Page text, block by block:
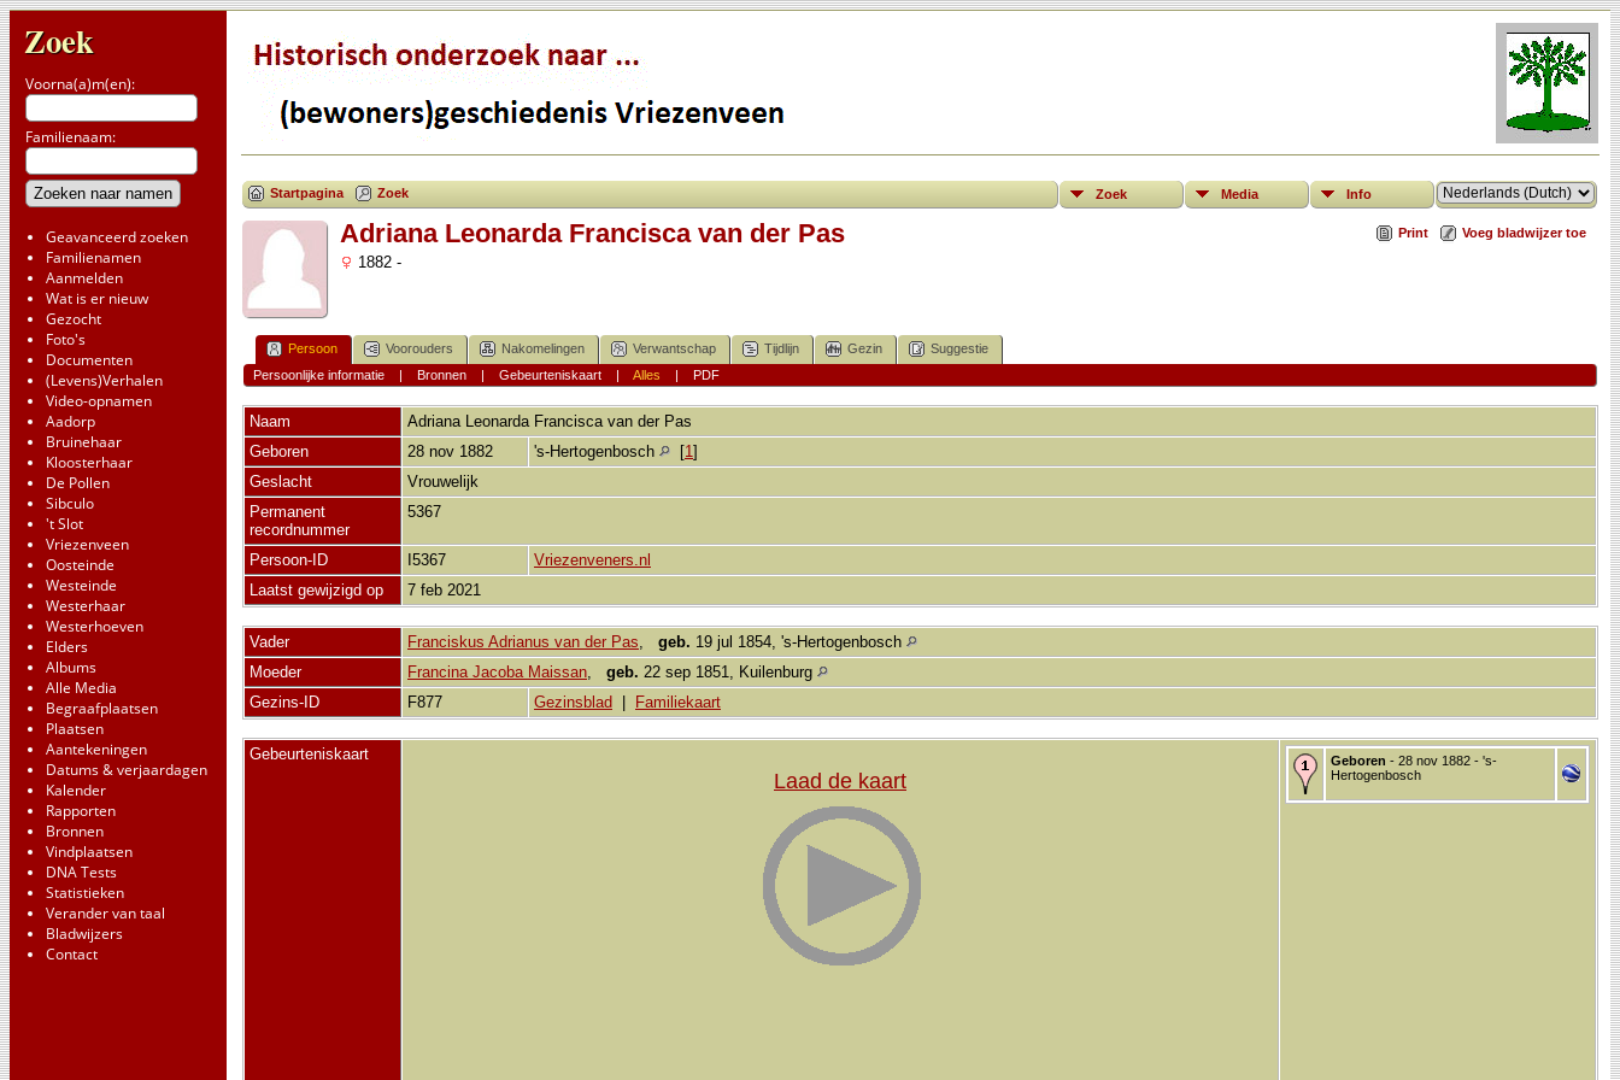
Zoek
Voorna(a)m(en):
Familienaam:
Geavanceerd zoeken
Familienamen
Aanmelden
Wat is er nieuw
Gezocht
Foto's
Documenten
(Levens)Verhalen
Video-opnamen
Aadorp
Bruinehaar
Kloosterhaar
De Pollen
Sibculo
't Slot
Vriezenveen
Oosteinde
Westeinde
Westerhaar
Westerhoeven
Elders
Albums
Alle Media
Begraafplaatsen
Plaatsen
Aantekeningen
Datums & verjaardagen
Kalender
Rapporten
Bronnen
Vindplaatsen
DNA Tests
Statistieken
Verander van taal
Bladwijzers
Contact
Startpagina Zoek Zoek Media Info
Print Voeg bladwijzer toe
Adriana Leonarda Francisca van der Pas
1882 -
Persoon Voorouders Nakomelingen Verwantschap Tijdlijn Gezin
Suggestie
Persoonlijke informatie| Bronnen| Gebeurteniskaart| Alles | PDF
Naam Adriana Leonarda Francisca van der Pas
Geboren
28 nov 1882 's-Hertogenbosch [1]
Geslacht
Vrouwelijk
Permanent
recordnummer
5367
Persoon-ID I5367
Vriezenveners.nl
Laatst gewijzigd op
7 feb 2021
Vader Franciskus Adrianus van der Pas, geb. 19 jul 1854, 's-Hertogenbosch
Moeder
Francina Jacoba Maissan, geb. 22 sep 1851, Kuilenburg
Gezins-ID
F877 Gezinsblad Familiekaart
Gebeurteniskaart
Laad de kaart
Geboren - 28 nov 1882 - 's-
Hertogenbosch